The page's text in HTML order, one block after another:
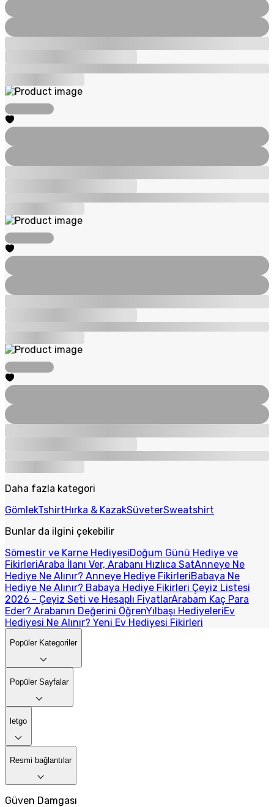
Daha fazla kategori
GömlekTshirtHırka & KazakSüveterSweatshirt
Bunlar da ilgini çekebilir
Sömestir ve Karne HediyesiDoğum Günü Hediye ve
FikirleriAraba İlanı Ver, Arabanı Hızlıca SatAnneye Ne
Hediye Ne Alınır? Anneye Hediye FikirleriBabaya Ne
Hediye Ne Alınır? Babaya Hediye Fikirleri Çeyiz Listesi
2026 - Çeyiz Seti ve Hesaplı FiyatlarArabam Kaç Para
Eder? Arabanın Değerini ÖğrenYılbaşı HediyeleriEv
Hediyesi Ne Alınır? Yeni Ev Hediyesi Fikirleri
Popüler Kategoriler
Popüler Sayfalar
letgo
Resmi bağlantılar
Güven Damgası